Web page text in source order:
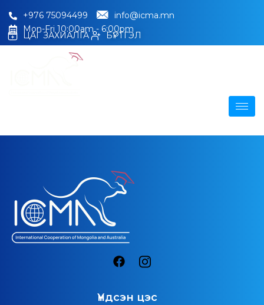
+976 75094499
info@icma.mn
Mon-Fri 10:00am - 6:00pm
ЦАГ ЗАХИАЛГА БҮРТГЭЛ
Үндсэн цэс